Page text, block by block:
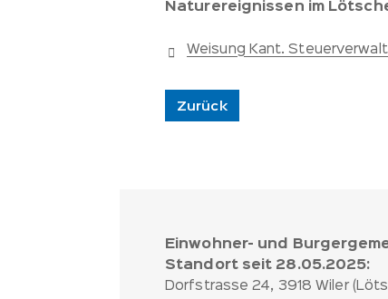
Naturereignissen im
Weisung Kant.
Zurück
Fussbereich:
Kontakt
und
Einwohner- und
Standort seit 28.05.2025:
Dorfstrasse 24, 3918 Wiler